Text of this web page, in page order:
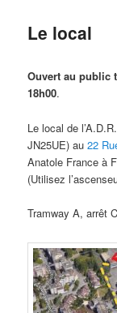
Le local
Ouvert au public
18h00.
Le local de
JN25UE) au22
Anatole France à
(Utilisez
Tramway A, arrêt